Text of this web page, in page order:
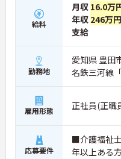
給料
月収 16.0万
年収 246万円
支給
勤務地
愛知県 豊田
名鉄三河線
雇用形態 正社員(正職
応募要件
■介護福祉
年以上ある